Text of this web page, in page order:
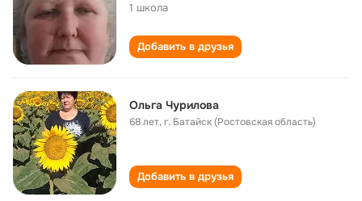
1 школа
Добавить в друзья
Ольга Чурилова
68 лет,г. Батайск (Ростовская область)
Добавить в друзья